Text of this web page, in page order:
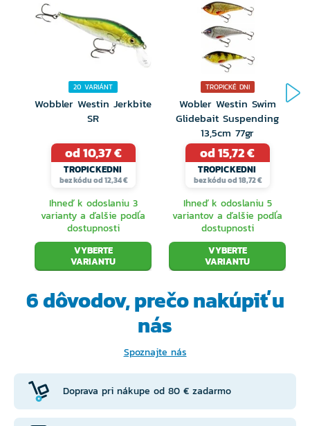
Ručne maľované detailné farby
Navrhnutý ako twitchbait/jerkbait
Zabudovaný systém na dlhé hody
Pracovná hĺbka: 0,5 – 1,5 m (Medium Runner)
20 VARIÁNT
Wobbler Westin Jerkbite
SR
od 10,37 €
TROPICKEDNI
bez kódu od 12,34 €
Ihneď k odoslaniu 3
varianty a ďalšie podľa
dostupnosti
VYBERTE
VARIANTU
TROPICKÉ DNI
Wobler Westin Swim
Glidebait Suspending
13,5cm 77gr
od 15,72 €
TROPICKEDNI
bez kódu od 18,72 €
Ihneď k odoslaniu 5
variantov a ďalšie podľa
dostupnosti
VYBERTE
VARIANTU
6 dôvodov, prečonakúpiť u
nás
Spoznajte nás
Doprava pri nákupe od 80 € zadarmo